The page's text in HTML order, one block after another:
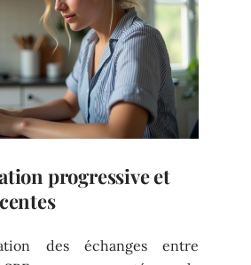
progressive et
des échanges entre